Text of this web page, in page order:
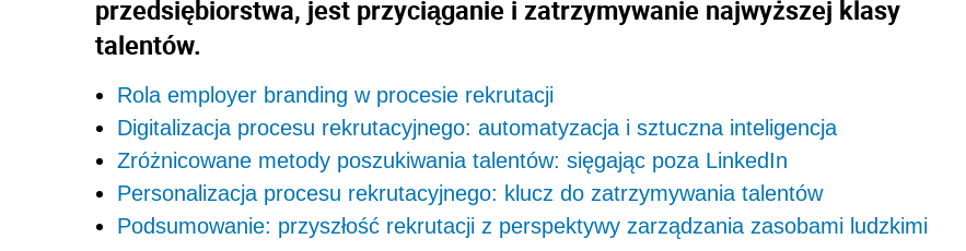
przedsiębiorstwa, jest przyciąganie i zatrzymywanie najwyższej klasy
talentów.
Rola employer branding w procesie rekrutacji
Digitalizacja procesu rekrutacyjnego: automatyzacja i sztuczna inteligencja
Zróżnicowane metody poszukiwania talentów: sięgając poza LinkedIn
Personalizacja procesu rekrutacyjnego: klucz do zatrzymywania talentów
Podsumowanie: przyszłość rekrutacji z perspektywy zarządzania zasobami ludzkimi